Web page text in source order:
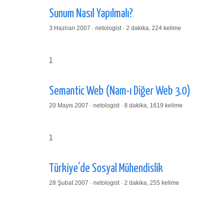
Sunum Nasıl Yapılmalı?
3 Haziran 2007 · netologist · 2 dakika, 224 kelime
1
Semantic Web (Nam-ı Diğer Web 3.0)
20 Mayıs 2007 · netologist · 8 dakika, 1619 kelime
1
Türkiye’de Sosyal Mühendislik
28 Şubat 2007 · netologist · 2 dakika, 255 kelime